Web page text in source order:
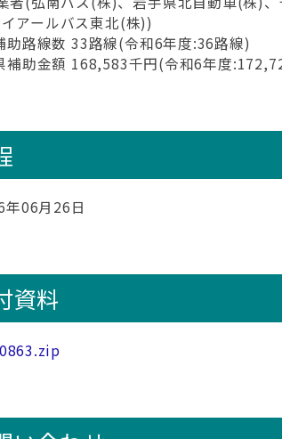
アールバス東北(株))
助路線数 33路線(令和6年度:36路線)
補助金額 168,583千円(令和6年度
年06月26日
資料